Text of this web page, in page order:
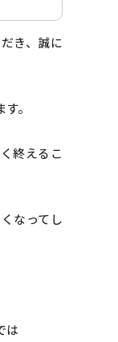
き、誠に
。
終えるこ
なってし
は